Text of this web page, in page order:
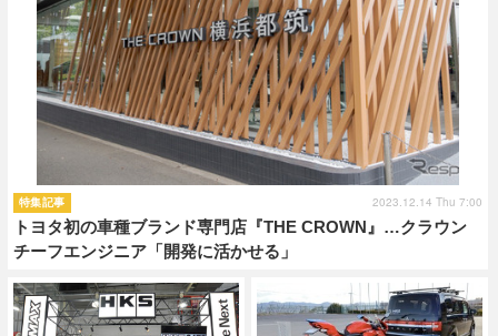
コラム
ショップレポート プロショップ検索
レストア
カーメーカー「旧車」関連プロジ
ェクト
コラム
インタビュー
イベント
イベント告知 イベントレポート
トヨタ初の車種ブランド専門店『THE CROWN』…クラウン
チーフエンジニア「開発に活かせる」
特集記事 2023.12.14 Thu 7:00